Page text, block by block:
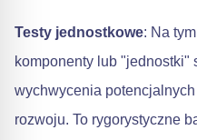
Testy jednostkowe: Na
komponenty lub "jednostki"
wychwycenia
rozwoju. To rygorystyczne